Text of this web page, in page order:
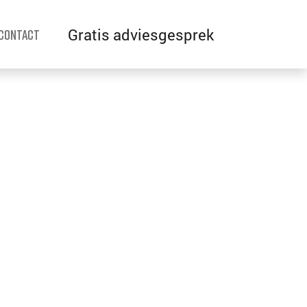
Gratis adviesgesprek